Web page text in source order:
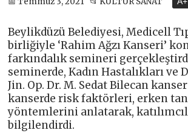
Beylikdüzü Belediyesi, Medicell
birliğiyle ‘Rahim Ağzı Kanseri’
farkındalık semineri
seminerde, Kadın Hastalıkları ve
Jin. Op. Dr. M. Sedat Bilecan
kanserde risk faktörleri, erken
yöntemlerini anlatarak,
bilgilendirdi.